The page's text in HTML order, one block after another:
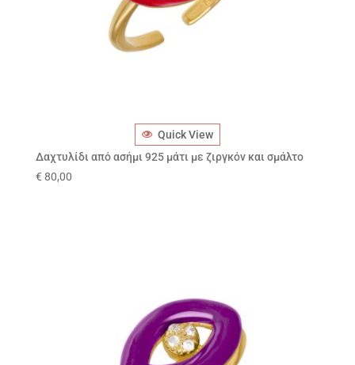
Quick View
Δαχτυλίδι από ασήμι 925 μάτι με ζιργκόν και σμάλτο
€ 80,00